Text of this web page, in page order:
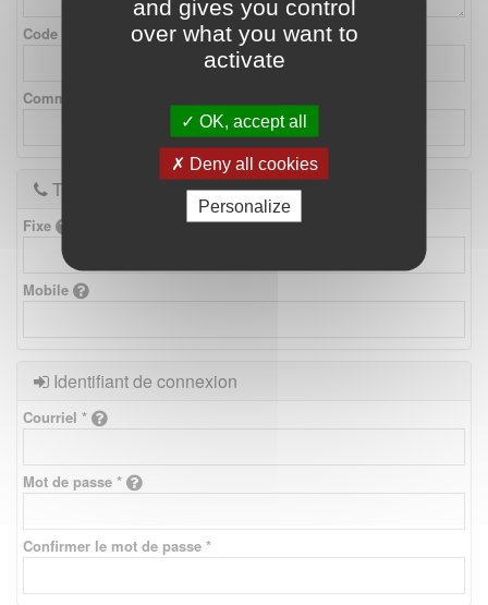
Code postal
Commune
Téléphones
Fixe
Mobile
Identifiant de connexion
Courriel *
Mot de passe *
Confirmer le mot de passe *
and gives you control
over what you want to
activate
OK, accept all
Deny all cookies
Personalize